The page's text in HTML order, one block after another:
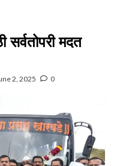
सर्वतोपरी मदत
2, 2025 0